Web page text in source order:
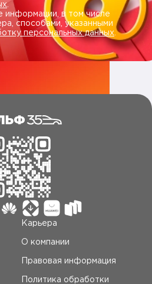
.
информации, в том числе
способами, указанными
персональных данных
Карьера
О компании
Правовая информация
Политика обработки